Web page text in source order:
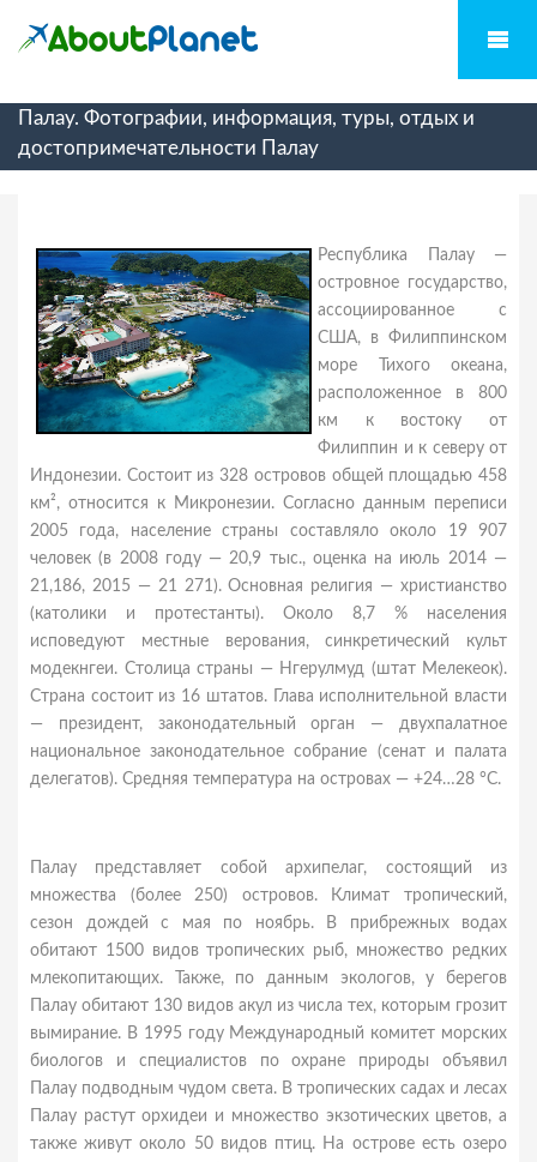
Палау. Фотографии, информация, туры, отдых и
достопримечательности Палау
Республика Палау —
островное государство,
ассоциированное с
США, в Филиппинском
море Тихого океана,
расположенное в 800
км к востоку от
Филиппин и к северу от
Индонезии. Состоит из 328 островов общей площадью 458
км², относится к Микронезии. Согласно данным переписи
2005 года, население страны составляло около 19 907
человек (в 2008 году — 20,9 тыс., оценка на июль 2014 —
21,186, 2015 — 21 271). Основная религия — христианство
(католики и протестанты). Около 8,7 % населения
исповедуют местные верования, синкретический культ
модекнгеи. Столица страны — Нгерулмуд (штат Мелекеок).
Страна состоит из 16 штатов. Глава исполнительной власти
— президент, законодательный орган — двухпалатное
национальное законодательное собрание (сенат и палата
делегатов). Средняя температура на островах — +24…28 °C.
Палау представляет собой архипелаг, состоящий из
множества (более 250) островов. Климат тропический,
сезон дождей с мая по ноябрь. В прибрежных водах
обитают 1500 видов тропических рыб, множество редких
млекопитающих. Также, по данным экологов, у берегов
Палау обитают 130 видов акул из числа тех, которым грозит
вымирание. В 1995 году Международный комитет морских
биологов и специалистов по охране природы объявил
Палау подводным чудом света. В тропических садах и лесах
Палау растут орхидеи и множество экзотических цветов, а
также живут около 50 видов птиц. На острове есть озеро